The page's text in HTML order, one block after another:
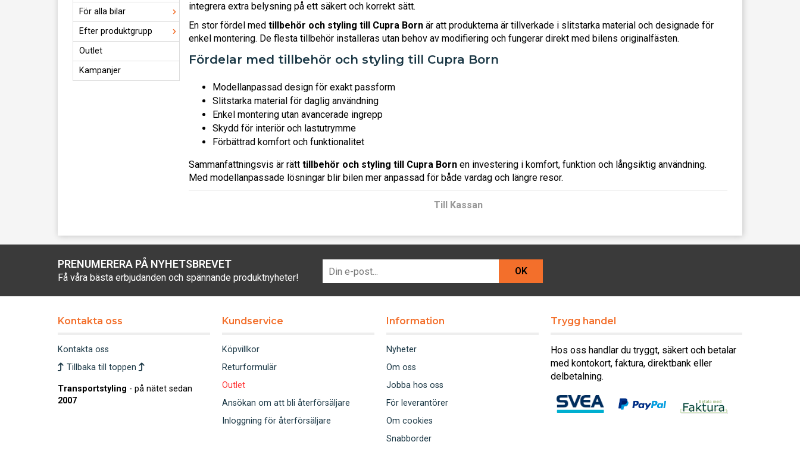
För alla bilar
Efter produktgrupp
Outlet
Kampanjer
integrera extra belysning på ett säkert och korrekt sätt.
En stor fördel med tillbehör och styling till Cupra Born är att produkterna är tillverkade i slitstarka material och designade för
enkel montering. De flesta tillbehör installeras utan behov av modifiering och fungerar direkt med bilens originalfästen.
Fördelar med tillbehör och styling till Cupra Born
Modellanpassad design för exakt passform
Slitstarka material för daglig användning
Enkel montering utan avancerade ingrepp
Skydd för interiör och lastutrymme
Förbättrad komfort och funktionalitet
Sammanfattningsvis är rätt tillbehör och styling till Cupra Born en investering i komfort, funktion och långsiktig användning.
Med modellanpassade lösningar blir bilen mer anpassad för både vardag och längre resor.
Till Kassan
PRENUMERERA PÅ NYHETSBREVET
Få våra bästa erbjudanden och spännande produktnyheter!
OK
Kontakta oss
Kontakta oss
Tillbaka till toppen
Transportstyling - på nätet sedan
2007
Kundservice
Köpvillkor
Returformulär
Outlet
Ansökan om att bli återförsäljare
Inloggning för återförsäljare
Information
Nyheter
Om oss
Jobba hos oss
För leverantörer
Om cookies
Snabborder
Trygg handel
Hos oss handlar du tryggt, säkert och betalar
med kontokort, faktura, direktbank eller
delbetalning.